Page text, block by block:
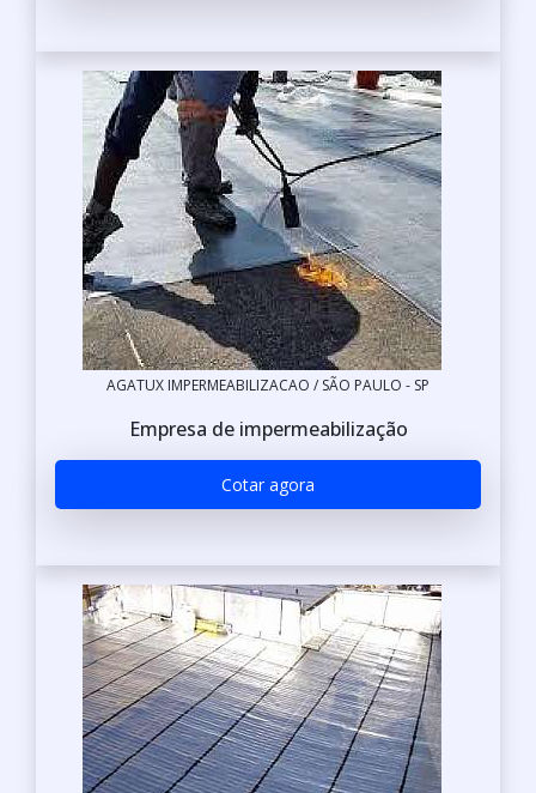
AGATUX IMPERMEABILIZACAO / SÃO PAULO - SP
Empresa de impermeabilização
Cotar agora